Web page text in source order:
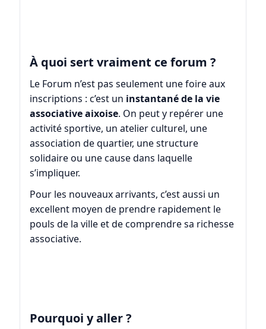
À quoi sert vraiment ce forum ?
Le Forum n’est pas seulement une foire aux
inscriptions : c’est un instantané de la vie
associative aixoise. On peut y repérer une
activité sportive, un atelier culturel, une
association de quartier, une structure
solidaire ou une cause dans laquelle
s’impliquer.
Pour les nouveaux arrivants, c’est aussi un
excellent moyen de prendre rapidement le
pouls de la ville et de comprendre sa richesse
associative.
Pourquoi y aller ?